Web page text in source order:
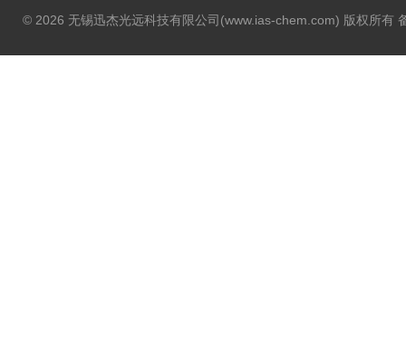
© 2026 无锡迅杰光远科技有限公司(www.ias-chem.com) 版权所有